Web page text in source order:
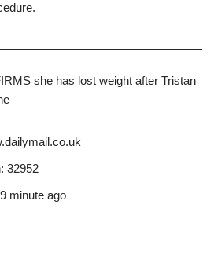
she has lost weight after Tristan
32952
minute ago